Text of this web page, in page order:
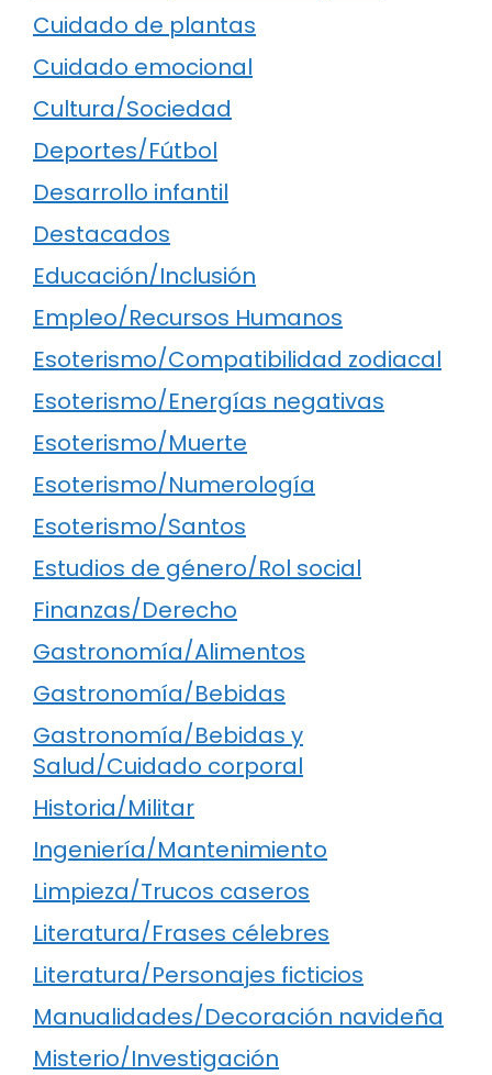
Cuidado de plantas
Cuidado emocional
Cultura/Sociedad
Deportes/Fútbol
Desarrollo infantil
Destacados
Educación/Inclusión
Empleo/Recursos Humanos
Esoterismo/Compatibilidad zodiacal
Esoterismo/Energías negativas
Esoterismo/Muerte
Esoterismo/Numerología
Esoterismo/Santos
Estudios de género/Rol social
Finanzas/Derecho
Gastronomía/Alimentos
Gastronomía/Bebidas
Gastronomía/Bebidas y
Salud/Cuidado corporal
Historia/Militar
Ingeniería/Mantenimiento
Limpieza/Trucos caseros
Literatura/Frases célebres
Literatura/Personajes ficticios
Manualidades/Decoración navideña
Misterio/Investigación